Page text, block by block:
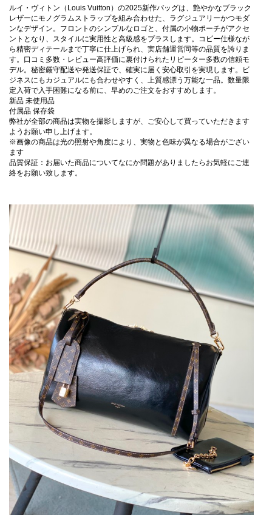
ルイ・ヴィトン（Louis Vuitton）の2025新作バッグは、艶やかなブラック
レザーにモノグラムストラップを組み合わせた、ラグジュアリーかつモダ
ンなデザイン。フロントのシンプルなロゴと、付属の小物ポーチがアクセ
ントとなり、スタイルに実用性と高級感をプラスします。コピー仕様なが
ら精密ディテールまで丁寧に仕上げられ、実店舗運営同等の品質を誇りま
す。口コミ多数・レビュー高評価に裏付けられたリピーター多数の信頼モ
デル。秘密厳守配送や発送保証で、確実に届く安心取引を実現します。ビ
ジネスにもカジュアルにも合わせやすく、上質感漂う万能な一品。数量限
定入荷で入手困難になる前に、早めのご注文をおすすめします。
新品 未使用品
付属品 保存袋
弊社が全部の商品は実物を撮影しますが、ご安心して買っていただきます
ようお願い申し上げます。
※画像の商品は光の照射や角度により、実物と色味が異なる場合がござい
ます
品質保証：お届いた商品についてなにか問題がありましたらお気軽にご連
絡をお願い致します。